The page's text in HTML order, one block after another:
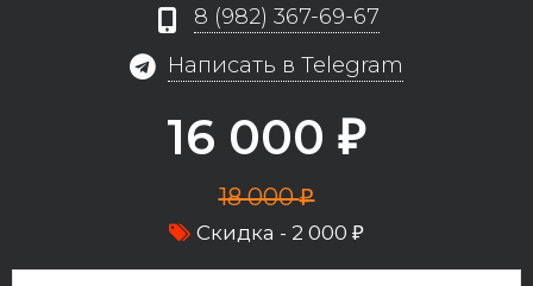
8 (982) 367-69-67
Написать в Telegram
16 000 ₽
18 000₽
Скидка - 2 000 ₽